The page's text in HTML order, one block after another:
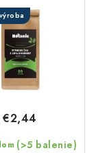
(>5 balenie)
€2,44